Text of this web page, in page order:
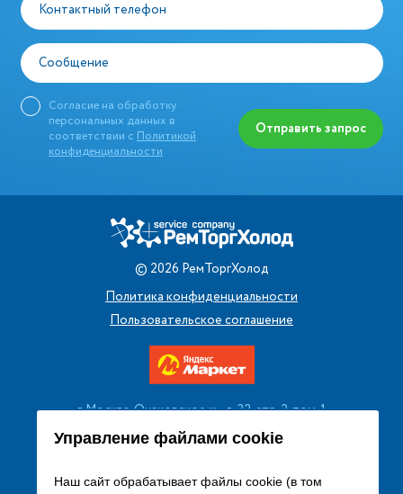
Управление файлами cookie
Наш сайт обрабатывает файлы cookie (в том
Контактный телефон
Сообщение
Согласие на обработку
персональных данных в
соответствии с Политикой
конфиденциальности
Отправить запрос
© 2026 РемТоргХолод
Политика конфиденциальности
Пользовательское соглашение
г. Москва, Очаковское ш., д. 32, стр. 2, пом. 1
+7 (495) 256 08 13
Заказать звонок